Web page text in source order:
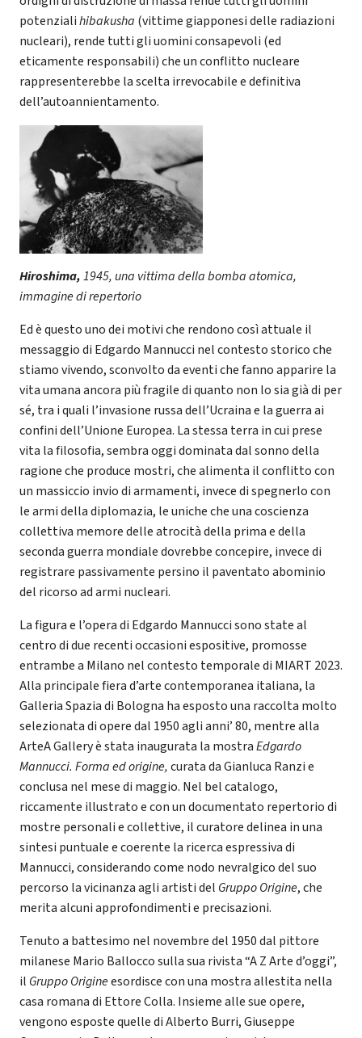
potenzialihibakusha (vittime giapponesi delle radiazioni
nucleari), rende tutti gli uomini consapevoli (ed
eticamente responsabili) che un conflitto nucleare
rappresenterebbe la scelta irrevocabile e definitiva
dell’autoannientamento.
Hiroshima,1945, una vittima della bomba atomica,
immagine di repertorio
Ed è questo uno dei motivi che rendono così attuale il
messaggio di Edgardo Mannucci nel contesto storico che
stiamo vivendo, sconvolto da eventi che fanno apparire la
vita umana ancora più fragile di quanto non lo sia già di per
sé, tra i quali l’invasione russa dell’Ucraina e la guerra ai
confini dell’Unione Europea. La stessa terra in cui prese
vita la filosofia, sembra oggi dominata dal sonno della
ragione che produce mostri, che alimenta il conflitto con
un massiccio invio di armamenti, invece di spegnerlo con
le armi della diplomazia, le uniche che una coscienza
collettiva memore delle atrocità della prima e della
seconda guerra mondiale dovrebbe concepire, invece di
registrare passivamente persino il paventato abominio
del ricorso ad armi nucleari.
La figura e l’opera di Edgardo Mannucci sono state al
centro di due recenti occasioni espositive, promosse
entrambe a Milano nel contesto temporale di MIART 2023.
Alla principale fiera d’arte contemporanea italiana, la
Galleria Spazia di Bologna ha esposto una raccolta molto
selezionata di opere dal 1950 agli anni’ 80, mentre alla
ArteA Gallery è stata inaugurata la mostraEdgardo
Mannucci. Forma ed origine,curata da Gianluca Ranzi e
conclusa nel mese di maggio. Nel bel catalogo,
riccamente illustrato e con un documentato repertorio di
mostre personali e collettive, il curatore delinea in una
sintesi puntuale e coerente la ricerca espressiva di
Mannucci, considerando come nodo nevralgico del suo
percorso la vicinanza agli artisti del Gruppo Origine, che
merita alcuni approfondimenti e precisazioni.
Tenuto a battesimo nel novembre del 1950 dal pittore
milanese Mario Ballocco sulla sua rivista “A Z Arte d’oggi”,
il Gruppo Origineesordisce con una mostra allestita nella
casa romana di Ettore Colla. Insieme alle sue opere,
vengono esposte quelle di Alberto Burri, Giuseppe